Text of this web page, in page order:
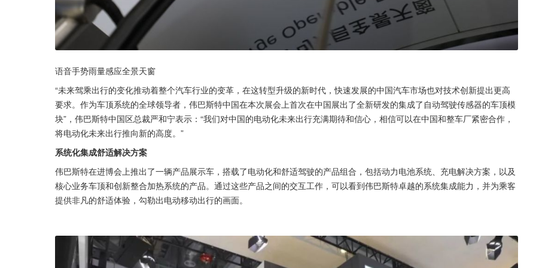
语音手势雨量感应全景天窗
“未来驾乘出行的变化推动着整个汽车行业的变革，在这转型升级的新时代，快速发展的中国汽车市场也对技术创新提出更高
要求。作为车顶系统的全球领导者，伟巴斯特中国在本次展会上首次在中国展出了全新研发的集成了自动驾驶传感器的车顶模
块”，伟巴斯特中国区总裁严和宁表示：“我们对中国的电动化未来出行充满期待和信心，相信可以在中国和整车厂紧密合作，
将电动化未来出行推向新的高度。”
系统化集成舒适解决方案
伟巴斯特在进博会上推出了一辆产品展示车，搭载了电动化和舒适驾驶的产品组合，包括动力电池系统、充电解决方案，以及
核心业务车顶和创新整合加热系统的产品。通过这些产品之间的交互工作，可以看到伟巴斯特卓越的系统集成能力，并为乘客
提供非凡的舒适体验，勾勒出电动移动出行的画面。